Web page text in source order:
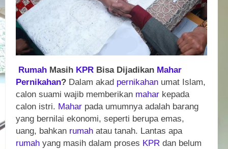
Rumah Masih KPR Bisa Dijadikan Mahar
Pernikahan? Dalam akad pernikahan umat Islam,
calon suami wajib memberikan mahar kepada
calon istri. Mahar pada umumnya adalah barang
yang bernilai ekonomi, seperti berupa emas,
uang, bahkan rumah atau tanah. Lantas apa
rumah yang masih dalam proses KPR dan belum